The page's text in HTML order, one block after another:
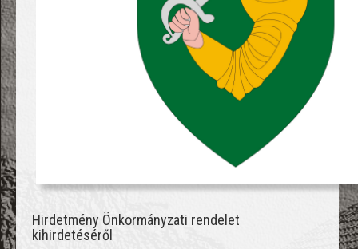
Hirdetmény Önkormányzati rendelet
kihirdetéséről